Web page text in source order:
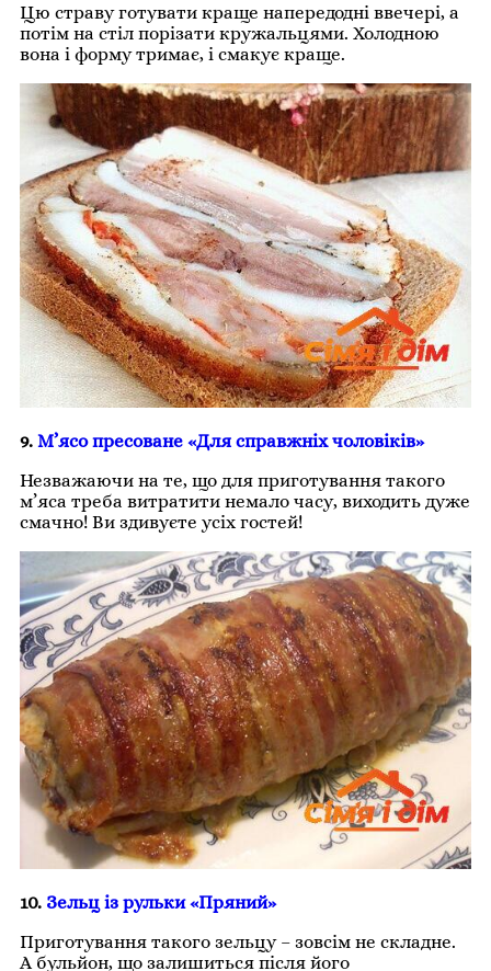
Цю страву готувати краще напередодні ввечері, а
потім на стіл порізати кружальцями. Холодною
вона і форму тримає, і смакує краще.
9. М’ясо пресоване «Для справжніх чоловіків»
Незважаючи на те, що для приготування такого
м’яса треба витратити немало часу, виходить дуже
смачно! Ви здивуєте усіх гостей!
10. Зельц із рульки «Пряний»
Приготування такого зельцу – зовсім не складне.
А бульйон, що залишиться після його